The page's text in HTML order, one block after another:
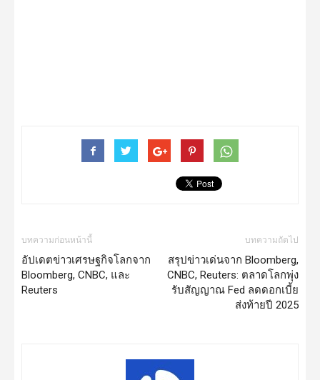
บทความก่อนหน้านี้
อัปเดตข่าวเศรษฐกิจโลกจาก
Bloomberg, CNBC, และ
Reuters
บทความถัดไป
สรุปข่าวเด่นจาก Bloomberg,
CNBC, Reuters: ตลาดโลกพุ่ง
รับสัญญาณ Fed ลดดอกเบี้ย
ส่งท้ายปี 2025